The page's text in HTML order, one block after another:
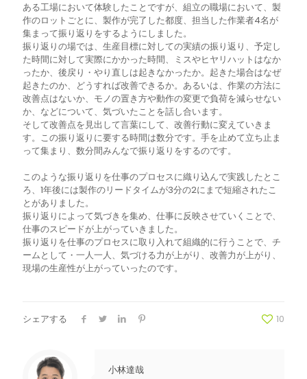
ある工場において体験したことですが、組立の職場において、製
作のロットごとに、製作が完了した都度、担当した作業者4名が
集まって振り返りをするようにしました。
振り返りの場では、生産目標に対しての実績の振り返り、予定し
た時間に対して実際にかかった時間、ミスやヒヤリハットはなか
ったか、後戻り・やり直しは起きなかったか。起きた場合はなぜ
起きたのか、どうすれば改善できるか。あるいは、作業の方法に
改善点はないか、モノの置き方や動作の変更で負荷を減らせない
か、などについて、気づいたことを話し合います。
そして改善点を見出して言葉にして、改善行動に変えていきま
す。この振り返りに要する時間は数分です。手を止めて立ち止ま
って集まり、数分間みんなで振り返りをするのです。
このような振り返りを仕事のプロセスに織り込んで実践したとこ
ろ、1年後には製作のリードタイムが3分の2にまで短縮されたこ
とがありました。
振り返りによって気づきを集め、仕事に反映させていくことで、
仕事のスピードが上がっていきました。
振り返りを仕事のプロセスに取り入れて組織的に行うことで、チ
ームとして・一人一人、気づける力が上がり、改善力が上がり、
現場の生産性が上がっていったのです。
シェアする 10
小林達哉